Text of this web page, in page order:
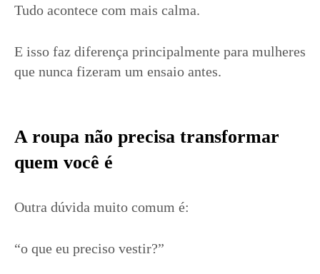
Tudo acontece com mais calma.
E isso faz diferença principalmente para mulheres
que nunca fizeram um ensaio antes.
A roupa não precisa transformar
quem você é
Outra dúvida muito comum é:
“o que eu preciso vestir?”